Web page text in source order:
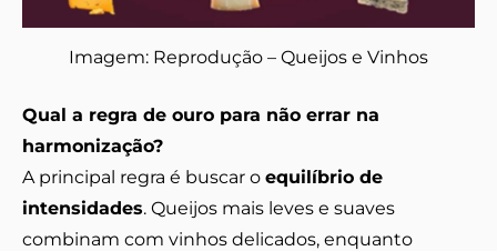
Imagem: Reprodução – Queijos e Vinhos
Qual a regra de ouro para não errar na
harmonização?
A principal regra é buscar o equilíbrio de
intensidades. Queijos mais leves e suaves
combinam com vinhos delicados, enquanto